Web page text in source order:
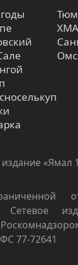
«Ямал
Сетевое
77-72641